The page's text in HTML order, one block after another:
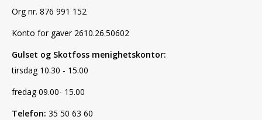
Org nr. 876 991 152
Konto for gaver 2610.26.50602
Gulset og Skotfoss menighetskontor:
tirsdag 10.30 - 15.00
fredag 09.00- 15.00
Telefon: 35 50 63 60